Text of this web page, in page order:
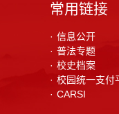
常用链接
· 信息公开
· 普法专题
· 校史档案
· 校园统一支付
· CARSI